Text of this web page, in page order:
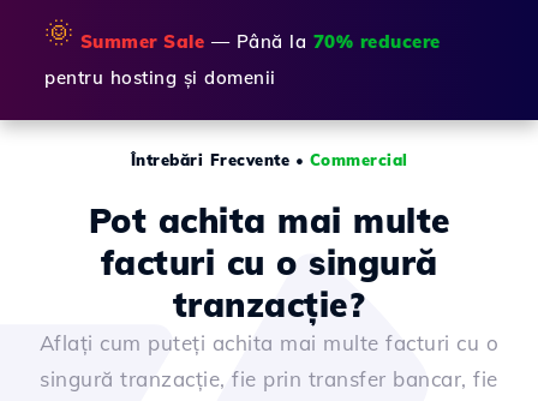
🌞 Summer Sale — Până la 70% reducere
pentru hosting și domenii
Întrebări Frecvente • Commercial
Pot achita mai multe
facturi cu o singură
tranzacție?
Aflați cum puteți achita mai multe facturi cu o
singură tranzacție, fie prin transfer bancar, fie